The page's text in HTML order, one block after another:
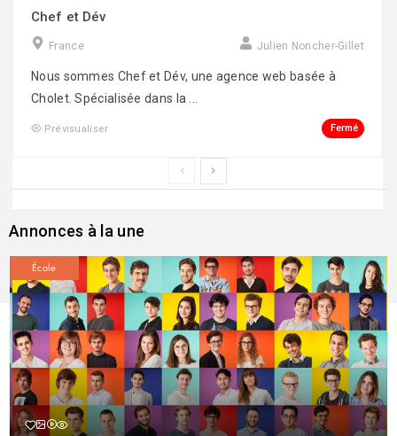
Chef et Dév
France Julien Noncher-Gillet
Nous sommes Chef et Dév, une agence web basée à
Cholet. Spécialisée dans la ...
Prévisualiser Fermé
Annonces à la une
École